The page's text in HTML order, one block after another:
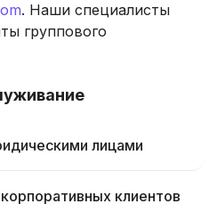
. Наши специалисты
группового
лицами
клиентов